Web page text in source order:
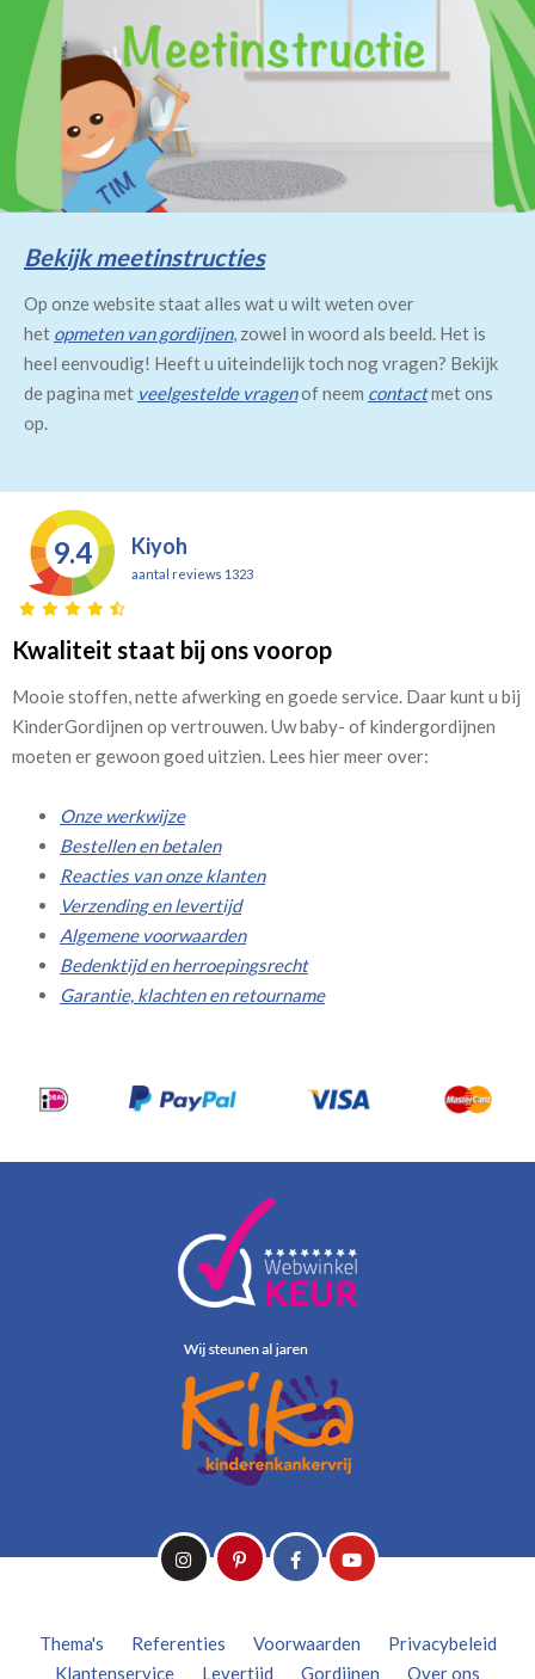
Bekijk meetinstructies
Op onze website staat alles wat u wilt weten over
het opmeten van gordijnen, zowel in woord als beeld. Het is
heel eenvoudig! Heeft u uiteindelijk toch nog vragen? Bekijk
de pagina met veelgestelde vragenof neem contactmet ons
op.
9.4 Kiyoh
aantal reviews 1323
Kwaliteit staat bij ons voorop
Mooie stoffen, nette afwerking en goede service. Daar kunt u bij
KinderGordijnen op vertrouwen. Uw baby- of kindergordijnen
moeten er gewoon goed uitzien. Lees hier meer over:
Onze werkwijze
Bestellen en betalen
Reacties van onze klanten
Verzending en levertijd
Algemene voorwaarden
Bedenktijd en herroepingsrecht
Garantie, klachten en retourname
Thema's Referenties Voorwaarden
Privacybeleid
Klantenservice
Levertijd Gordijnen Over ons